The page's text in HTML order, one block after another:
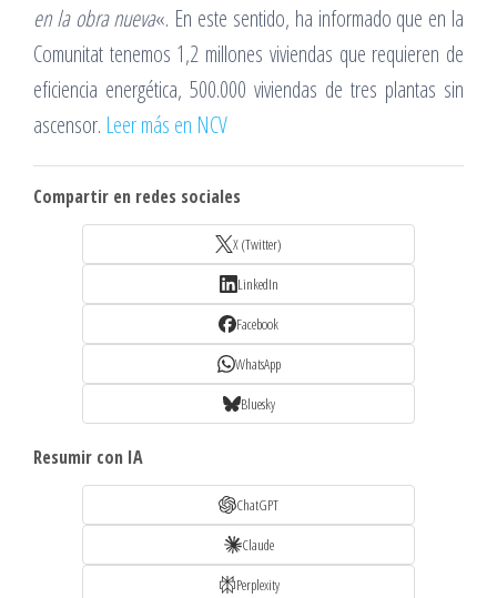
en la obra nueva«. En este sentido, ha informado que en la
Comunitat tenemos 1,2 millones viviendas que requieren de
eficiencia energética, 500.000 viviendas de tres plantas sin
ascensor. Leer más en NCV
Compartir en redes sociales
X (Twitter)
LinkedIn
Facebook
WhatsApp
Bluesky
Resumir con IA
ChatGPT
Claude
Perplexity